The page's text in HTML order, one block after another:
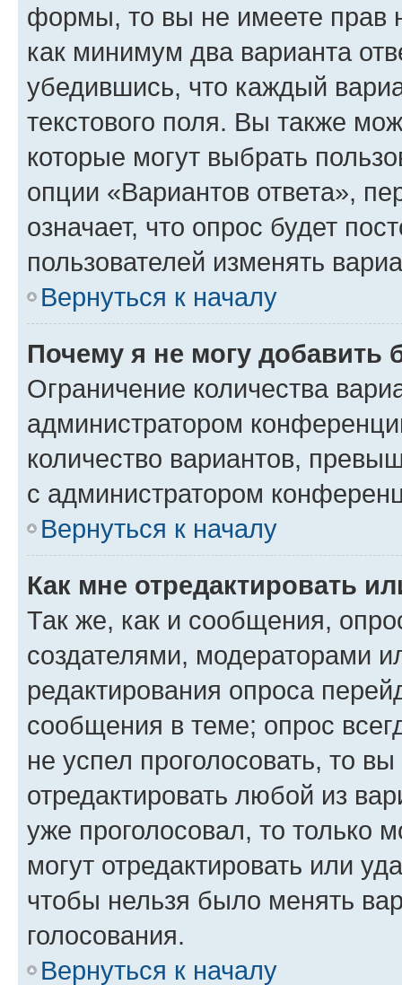
формы, то вы не имеете прав
как минимум два варианта
убедившись, что каждый
текстового поля. Вы также
которые могут выбрать
опции «Вариантов ответа»,
означает, что опрос будет
пользователей изменять
Вернуться к началу
Почему я не могу добавить
Ограничение количества
администратором
количество вариантов,
с администратором
Вернуться к началу
Как мне отредактировать
Так же, как и сообщения,
создателями, модераторами
редактирования опроса
сообщения в теме; опрос
не успел проголосовать, то
отредактировать любой из
уже проголосовал, то только
могут отредактировать или
чтобы нельзя было менять
голосования.
Вернуться к началу